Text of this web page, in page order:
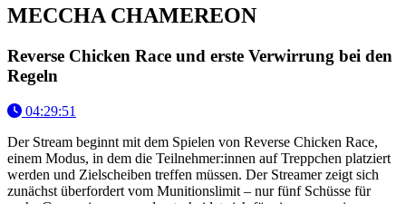
MECCHA CHAMEREON
Reverse Chicken Race und erste Verwirrung bei den
Regeln
04:29:51
Der Stream beginnt mit dem Spielen von Reverse Chicken Race,
einem Modus, in dem die Teilnehmer:innen auf Treppchen platziert
werden und Zielscheiben treffen müssen. Der Streamer zeigt sich
zunächst überfordert vom Munitionslimit – nur fünf Schüsse für